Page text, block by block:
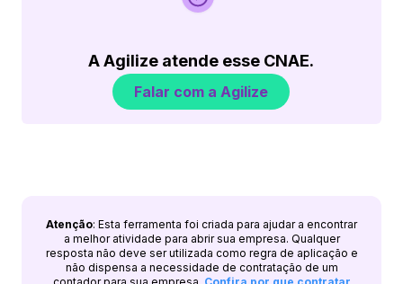
A Agilize atende esse CNAE.
Falar com a Agilize
Atenção: Esta ferramenta foi criada para ajudar a encontrar
a melhor atividade para abrir sua empresa. Qualquer
resposta não deve ser utilizada como regra de aplicação e
não dispensa a necessidade de contratação de um